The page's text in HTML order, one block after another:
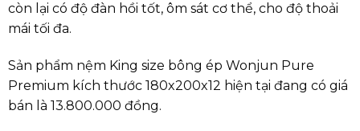
còn lại có độ đàn hồi tốt, ôm sát cơ thể, cho độ thoải
mái tối đa.
Sản phẩm nệm King size bông ép Wonjun Pure
Premium kích thước 180x200x12 hiện tại đang có giá
bán là 13.800.000 đồng.